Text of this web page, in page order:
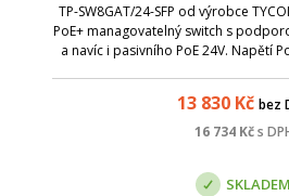
TP-SW8GAT/24-SFP od výrobce
PoE+ managovatelný switch s
a navíc i pasivního PoE 24V. Napětí
13 830Kč bez
16 734Kč s
SKLADEM